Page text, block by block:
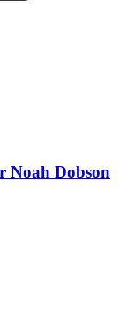
Noah Dobson